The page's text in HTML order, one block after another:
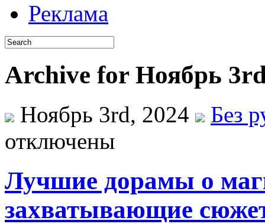
Реклама
Archive for Ноябрь
Ноябрь 3rd, 2024
Без
отключены
Лучшие дорамы о
захватывающие